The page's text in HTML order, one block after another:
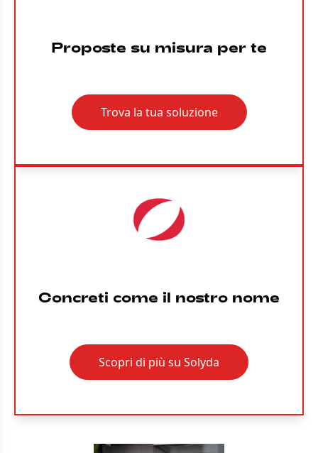
Proposte su misura per te
Trova la tua soluzione
Concreti come il nostro nome
Scopri di più su Solyda